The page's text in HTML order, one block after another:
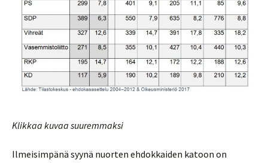
Klikkaa kuvaa suuremmaksi
Ilmeisimpänä syynä nuorten ehdokkaiden katoon on